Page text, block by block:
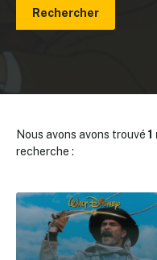
Rechercher
Nous avons avons trouvé
recherche :